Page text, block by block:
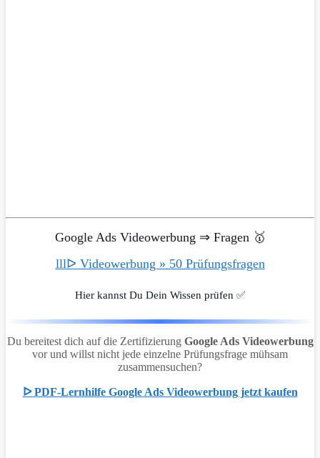
Google Ads Videowerbung ⇒ Fragen 🥇
lllᐅ Videowerbung » 50 Prüfungsfragen
Hier kannst Du Dein Wissen prüfen ✅
Du bereitest dich auf die Zertifizierung Google Ads Videowerbung
vor und willst nicht jede einzelne Prüfungsfrage mühsam
zusammensuchen?
ᐅ PDF-Lernhilfe Google Ads Videowerbung jetzt kaufen